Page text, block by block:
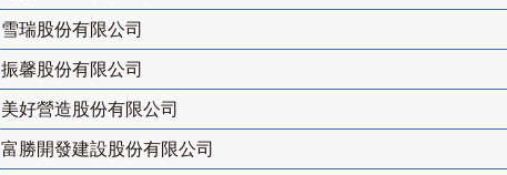
雪瑞股份有限公司
振馨股份有限公司
美好營造股份有限公司
富勝開發建設股份有限公司